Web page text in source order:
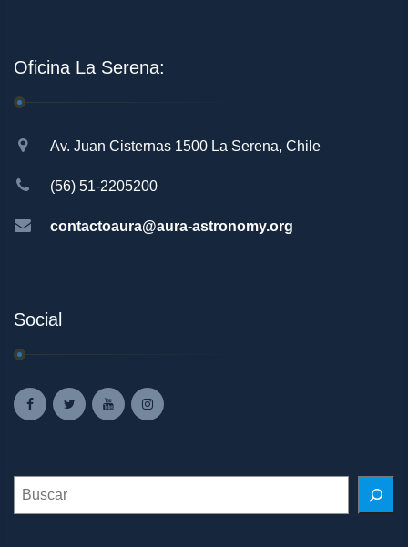
Oficina La Serena:
Av. Juan Cisternas 1500 La Serena, Chile
(56) 51-2205200
contactoaura@aura-astronomy.org
Social
Search